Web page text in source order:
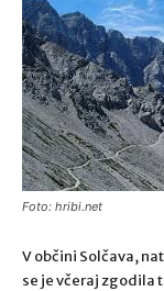
Foto: hribi.net
V občini Solčava,
se je včeraj zgodila